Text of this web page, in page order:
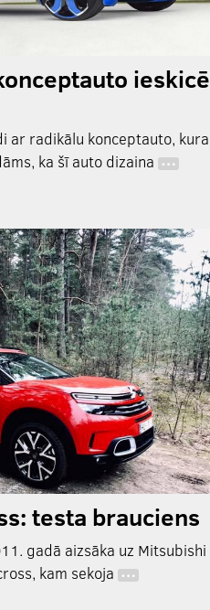
ieskicē
ar radikālu konceptauto, kura
ka šī auto dizaina …
testa brauciens
gadā aizsāka uz Mitsubishi
kam sekoja …